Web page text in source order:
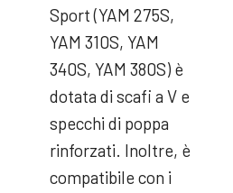
Sport (YAM 275S,
YAM 310S, YAM
340S, YAM 380S) è
dotata di scafi a V e
specchi di poppa
rinforzati. Inoltre, è
compatibile con i